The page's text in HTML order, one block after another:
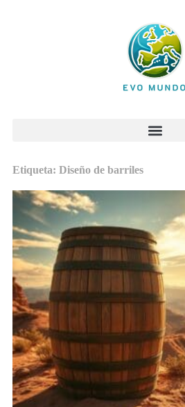
Etiqueta: Diseño de barriles